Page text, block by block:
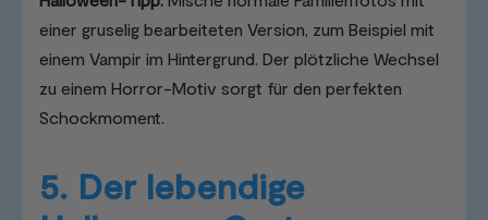
einer gruselig bearbeiteten Version, zum Beispiel mit
einem Vampir im Hintergrund. Der plötzliche Wechsel
zu einem Horror-Motiv sorgt für den perfekten
Schockmoment.
5. Der lebendige